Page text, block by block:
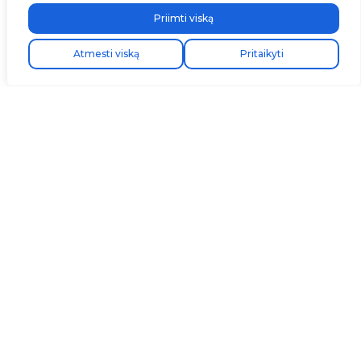
Pritaikyti
Atmesti viską
Priimti viską
Envio express gratuito!
Kostenloser Expressversand!